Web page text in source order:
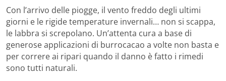
Con l’arrivo delle piogge, il vento freddo degli ultimi
giorni e le rigide temperature invernali… non si scappa,
le labbra si screpolano. Un’attenta cura a base di
generose applicazioni di burrocacao a volte non basta e
per correre ai ripari quando il danno è fatto i rimedi
sono tutti naturali.